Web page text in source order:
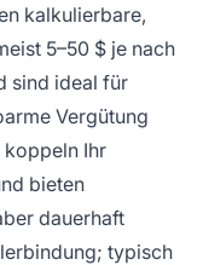
kalkulierbare,
5–50 $ je nach
sind ideal für
Vergütung
koppeln Ihr
bieten
dauerhaft
typisch